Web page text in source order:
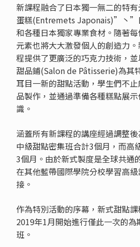
新課程融合了日本獨一無二的特
蛋糕(Entremets Japonais)”丶”
和各種日本獨家專業食材。隨著
元素也將大大激發個人的創造力
程提供了更廣泛的巧克力技術，
甜品鋪(Salon de Pâtisserie)為其
耳目一新的甜點活動，學生們不
品製作，並通過準備各種糕點展
識。
涵蓋所有新課程的講座經過調整
中級甜點密集班合計3個月，而高
3個月。由於新式製度是全球共通
在其他藍帶國際學院分校學習高
接。
作為特別活動的序幕，新式甜點
2019年1月開始進行僅此一次的為
班。